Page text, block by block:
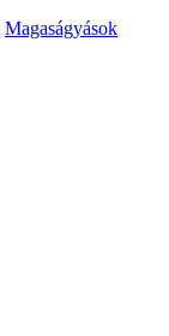
Magaságyások